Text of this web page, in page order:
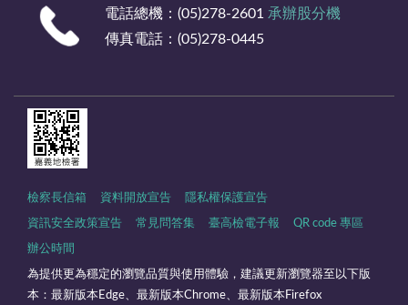
電話總機：(05)278-2601 承辦股分機
傳真電話：(05)278-0445
檢察長信箱 資料開放宣告 隱私權保護宣告
資訊安全政策宣告 常見問答集 臺高檢電子報 QR code 專區
辦公時間
為提供更為穩定的瀏覽品質與使用體驗，建議更新瀏覽器至以下版
本：最新版本Edge、最新版本Chrome、最新版本Firefox